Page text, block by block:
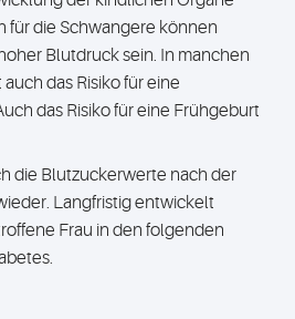
für die Schwangere können
Blutdruck sein. In manchen
das Risiko für eine
das Risiko für eine Frühgeburt
die Blutzuckerwerte nach der
Langfristig entwickelt
Frau in den folgenden